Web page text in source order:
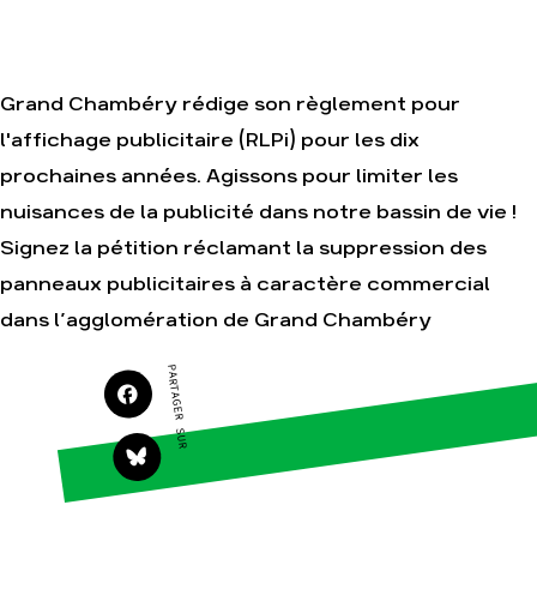
Je soutiens les Amis de
la Terre
Faire un don
S'engager sur le terrain
Agir au quotidien
Soutenir les campagnes
Transmettre tout ou
partie de son patrimoine
Télécharger
gratuitement les guides
éco-citoyens
Climat – Énergie
Surproduction
Agriculture
Finance
Grand Chambéry rédige son règlement pour
l'affichage publicitaire (RLPi) pour les dix
prochaines années. Agissons pour limiter les
nuisances de la publicité dans notre bassin de vie !
Signez la pétition réclamant la suppression des
panneaux publicitaires à caractère commercial
dans l’agglomération de Grand Chambéry
PARTAGER SUR